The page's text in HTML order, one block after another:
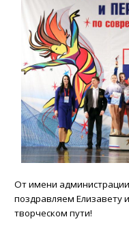
От имени
поздравляем Елизавету
творческом пути!